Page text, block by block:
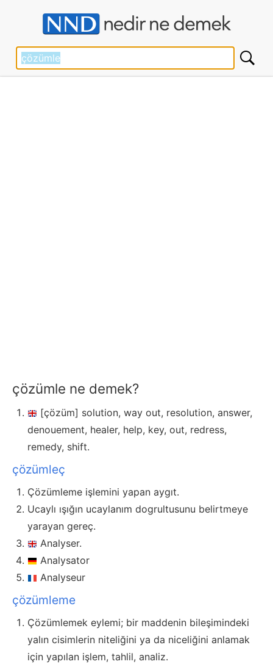
çözümle ne demek?
[çözüm] solution, way out, resolution, answer,
denouement, healer, help, key, out, redress,
remedy, shift.
çözümleç
Çözümleme işlemini yapan aygıt.
Ucaylı ışığın ucaylanım dogrultusunu belirtmeye
yarayan gereç.
Analyser.
Analysator
Analyseur
çözümleme
Çözümlemek eylemi; bir maddenin bileşimindeki
yalın cisimlerin niteliğini ya da niceliğini anlamak
için yapılan işlem, tahlil, analiz.